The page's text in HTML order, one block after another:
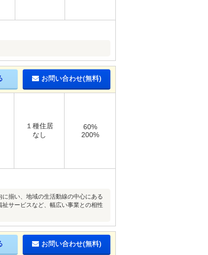
お問い合わせ(無料)
１種住居
なし
60%
200%
揃い、地域の生活動線の中心にある
サービスなど、幅広い事業との相性
お問い合わせ(無料)